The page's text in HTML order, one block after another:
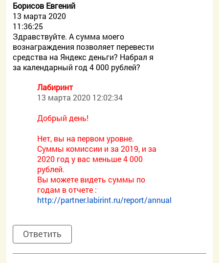
Борисов Евгений
13 марта 2020
11:36:25
Здравствуйте. А сумма моего
вознаграждения позволяет перевести
средства на Яндекс деньги? Набрал я
за календарный год 4 000 рублей?
Лабиринт
13 марта 2020 12:02:34
Добрый день!
Нет, вы на первом уровне.
Суммы комиссии и за 2019, и за
2020 год у вас меньше 4 000
рублей.
Вы можете видеть суммы по
годам в отчете :
http://partner.labirint.ru/report/annual
Ответить